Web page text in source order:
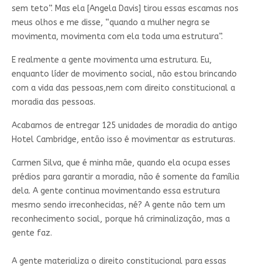
sem teto”. Mas ela [Angela Davis] tirou essas escamas nos
meus olhos e me disse, “quando a mulher negra se
movimenta, movimenta com ela toda uma estrutura”.
E realmente a gente movimenta uma estrutura. Eu,
enquanto líder de movimento social, não estou brincando
com a vida das pessoas,nem com direito constitucional a
moradia das pessoas.
Acabamos de entregar 125 unidades de moradia do antigo
Hotel Cambridge, então isso é movimentar as estruturas.
Carmen Silva, que é minha mãe, quando ela ocupa esses
prédios para garantir a moradia, não é somente da família
dela. A gente continua movimentando essa estrutura
mesmo sendo irreconhecidas, né? A gente não tem um
reconhecimento social, porque há criminalização, mas a
gente faz.
A gente materializa o direito constitucional para essas